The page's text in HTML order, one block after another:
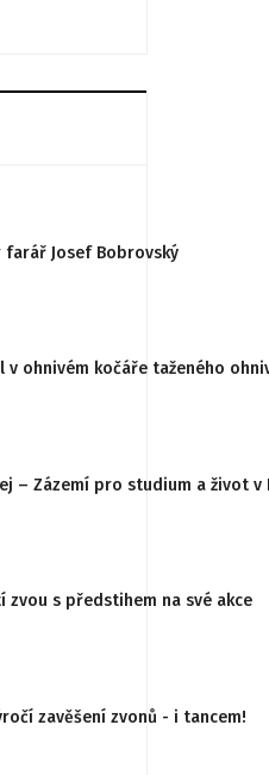
Josef Bobrovský
v ohnivém kočáře taženého
– Zázemí pro studium a život v
zvou s předstihem na své akce
zavěšení zvonů - i tancem!